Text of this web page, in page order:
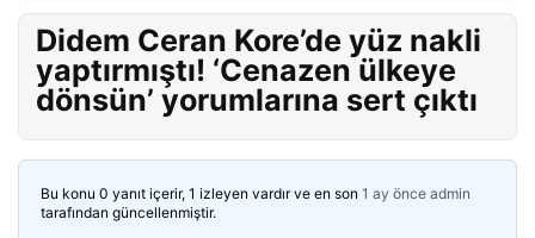
Didem Ceran Kore’de yüz nakli
yaptırmıştı! ‘Cenazen ülkeye
dönsün’ yorumlarına sert çıktı
Bu konu 0 yanıt içerir, 1 izleyen vardır ve en son 1 ay önce admin
tarafından güncellenmiştir.